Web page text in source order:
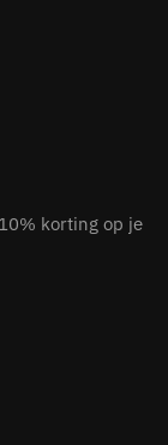
korting op je